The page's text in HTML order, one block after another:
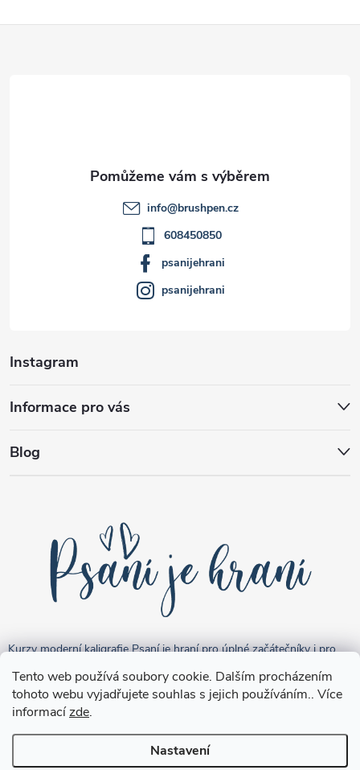
Tento web používá soubory cookie. Dalším procházením
tohoto webu vyjadřujete souhlas s jejich používáním.. Více
informacízde.
Nastavení
Instagram
Informace pro vás
Blog
info@brushpen.cz
608450850
psanijehrani
psanijehrani
Kurzy moderní kaligrafie Psaní je hraní pro úplné začátečníky i pro
pokročilejší "kreativce".